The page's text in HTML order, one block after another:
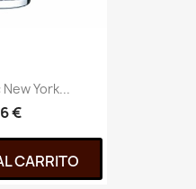
York...
€
CARRITO